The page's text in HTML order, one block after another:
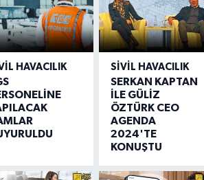
HAVACILIK SIVIL HAVACILIK
SERKAN KAPTAN
İLE GÜLİZ
ÖZTÜRK CEO
AGENDA
2024'TE
KONUŞTU